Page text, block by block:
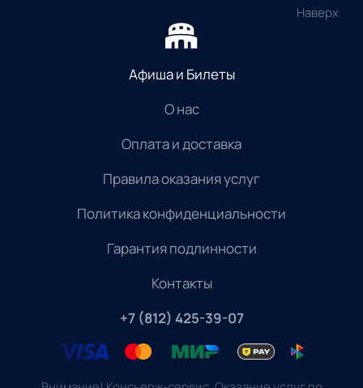
Наверх
Афиша и Билеты
О нас
Оплата и доставка
Правила оказания услуг
Политика конфиденциальности
Гарантия подлинности
Контакты
+7 (812) 425-39-07